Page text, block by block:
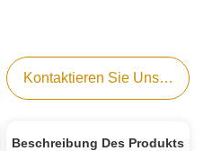
Kontaktieren Sie Uns Jetzt
Beschreibung Des Produkts